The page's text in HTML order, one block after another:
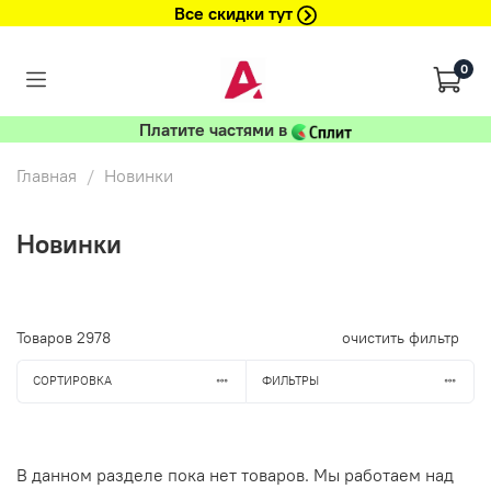
Все скидки тут
0
Платите частями в
Главная Новинки
Новинки
Товаров 2978 очистить фильтр
СОРТИРОВКА ФИЛЬТРЫ
В данном разделе пока нет товаров. Мы работаем над